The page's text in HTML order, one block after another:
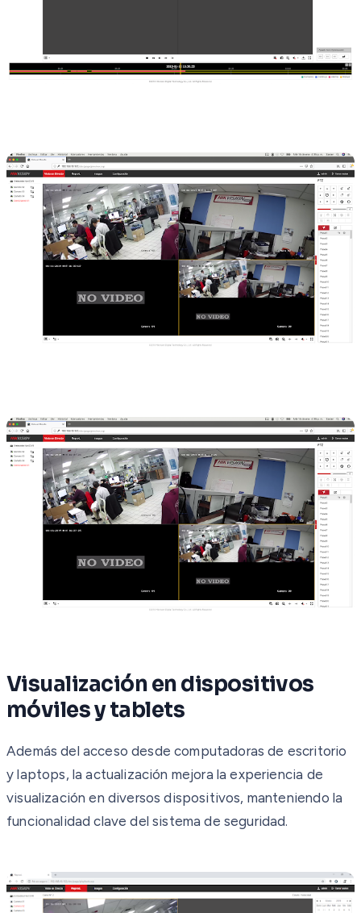
Visualización en dispositivos
móviles y tablets
Además del acceso desde computadoras de escritorio
y laptops, la actualización mejora la experiencia de
visualización en diversos dispositivos, manteniendo la
funcionalidad clave del sistema de seguridad.